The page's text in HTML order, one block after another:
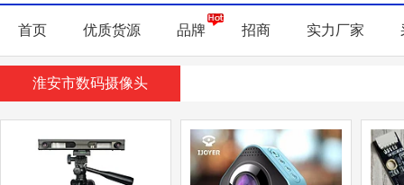
首页 优质货源 品牌 招商 实力厂家
淮安市数码摄像头